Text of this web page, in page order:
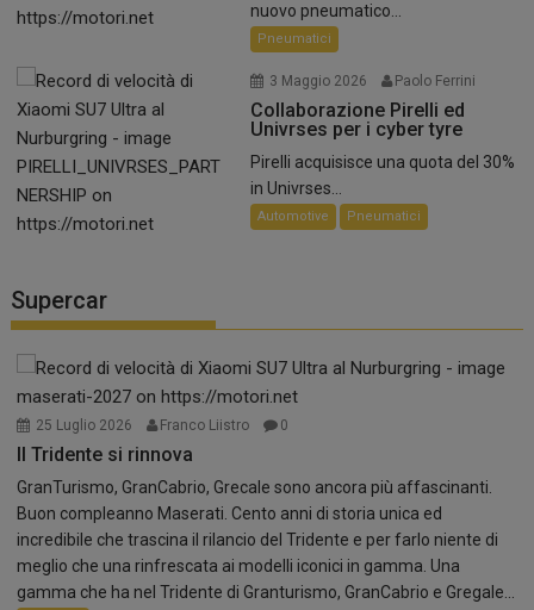
nuovo pneumatico...
Pneumatici
3 Maggio 2026 Paolo Ferrini
Collaborazione Pirelli ed
Univrses per i cyber tyre
Pirelli acquisisce una quota del 30%
in Univrses...
Automotive Pneumatici
Supercar
25 Luglio 2026 Franco Liistro 0
Il Tridente si rinnova
GranTurismo, GranCabrio, Grecale sono ancora più affascinanti.
Buon compleanno Maserati. Cento anni di storia unica ed
incredibile che trascina il rilancio del Tridente e per farlo niente di
meglio che una rinfrescata ai modelli iconici in gamma. Una
gamma che ha nel Tridente di Granturismo, GranCabrio e Gregale...